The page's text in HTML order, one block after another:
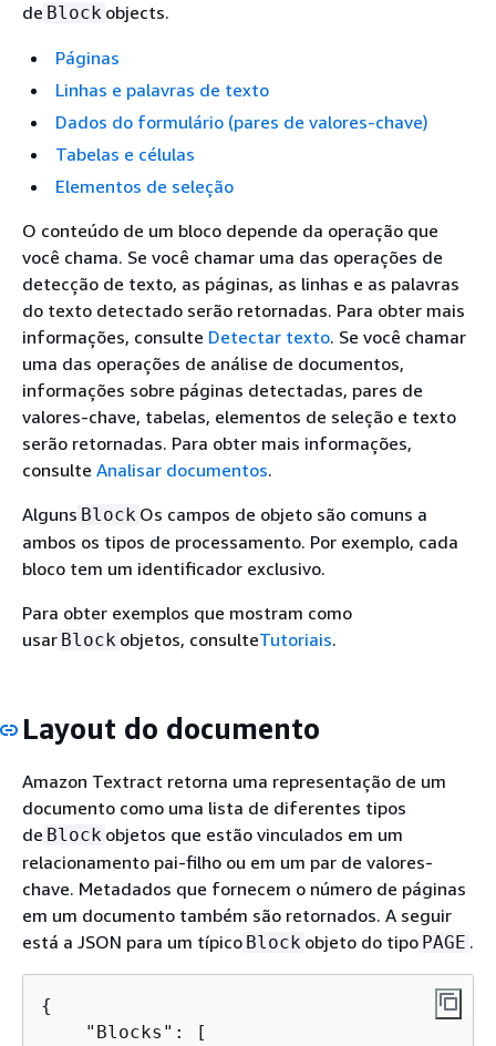
de Block objects.
Páginas
Linhas e palavras de texto
Dados do formulário (pares de valores-chave)
Tabelas e células
Elementos de seleção
O conteúdo de um bloco depende da operação que
você chama. Se você chamar uma das operações de
detecção de texto, as páginas, as linhas e as palavras
do texto detectado serão retornadas. Para obter mais
informações, consulte Detectar texto. Se você chamar
uma das operações de análise de documentos,
informações sobre páginas detectadas, pares de
valores-chave, tabelas, elementos de seleção e texto
serão retornadas. Para obter mais informações,
consulte Analisar documentos.
Alguns Block Os campos de objeto são comuns a
ambos os tipos de processamento. Por exemplo, cada
bloco tem um identificador exclusivo.
Para obter exemplos que mostram como
usar Block objetos, consulteTutoriais.
Layout do documento
Amazon Textract retorna uma representação de um
documento como uma lista de diferentes tipos
de Block objetos que estão vinculados em um
relacionamento pai-filho ou em um par de valores-
chave. Metadados que fornecem o número de páginas
em um documento também são retornados. A seguir
está a JSON para um típico Block objeto do tipo PAGE .
{
    "Blocks": [